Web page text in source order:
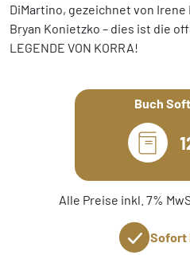
DiMartino, gezeichnet von
Bryan Konietzko – dies ist die
LEGENDE VON KORRA!
Buch
Alle Preise inkl. 7%
Sofort